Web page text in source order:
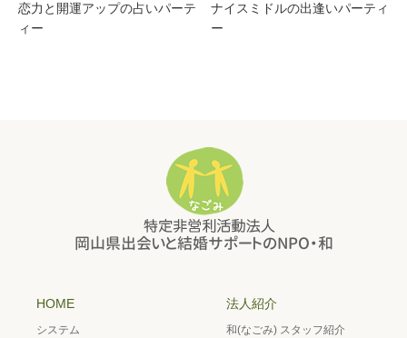
恋力と開運アップの占いパーテ
ィー
ナイスミドルの出逢いパーティ
ー
HOME
システム
法人紹介
和(なごみ) スタッフ紹介